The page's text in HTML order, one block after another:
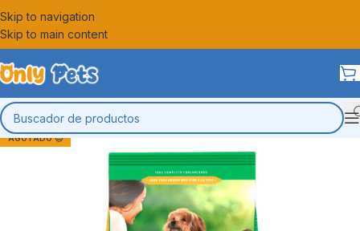
Skip to navigation
Skip to main content
AGOTADO 😔